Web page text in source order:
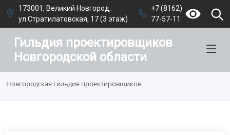
173001, Великий Новгород,
ул.Стратилатовская, 17 (3 этаж)
+7 (8162)
77-57-11
Гильдия проектировщиков
Новгородской области
Новгородская гильдия проектировщиков